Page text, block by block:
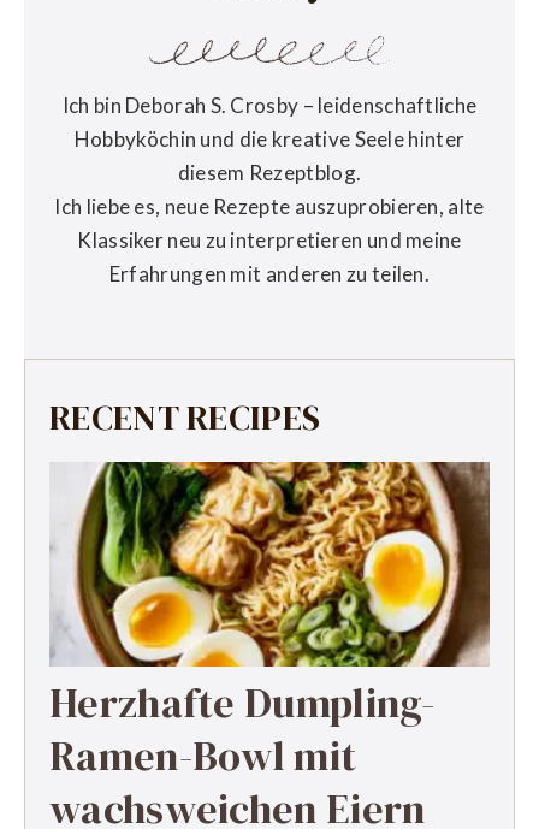
Ich bin Deborah S. Crosby – leidenschaftliche
Hobbyköchin und die kreative Seele hinter
diesem Rezeptblog.
Ich liebe es, neue Rezepte auszuprobieren, alte
Klassiker neu zu interpretieren und meine
Erfahrungen mit anderen zu teilen.
RECENT RECIPES
Herzhafte Dumpling-
Ramen-Bowl mit
wachsweichen Eiern